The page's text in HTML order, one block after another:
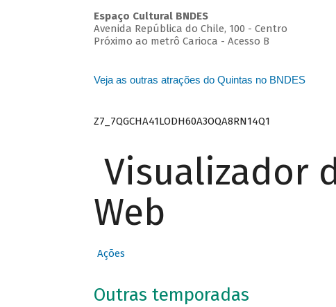
Espaço Cultural BNDES
Avenida República do Chile, 100 - Centro
Próximo ao metrô Carioca - Acesso B
Veja as outras atrações do Quintas no BNDES
Z7_7QGCHA41LODH60A3OQA8RN14Q1
Visualizador
Web
Ações
Outras temporadas